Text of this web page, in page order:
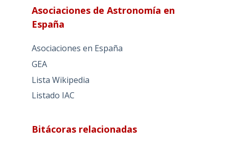
Asociaciones de Astronomía en
España
Asociaciones en España
GEA
Lista Wikipedia
Listado IAC
Bitácoras relacionadas